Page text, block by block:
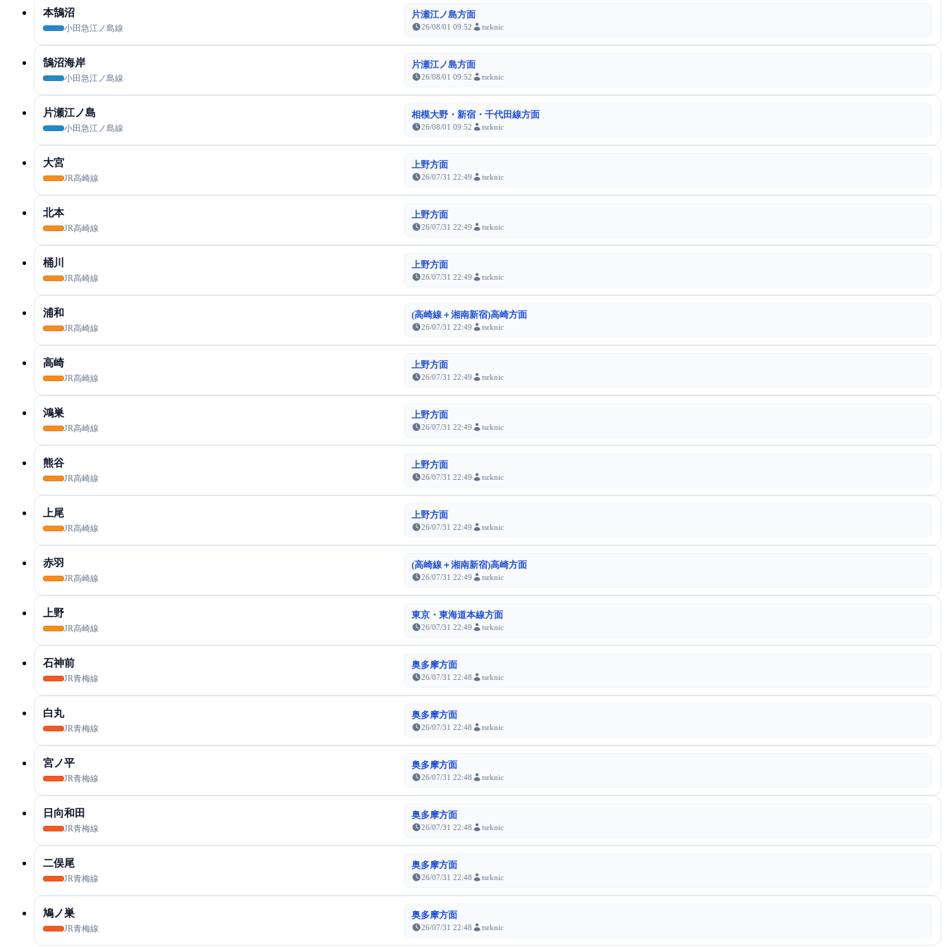
本鵠沼
小田急江ノ島線
片瀬江ノ島方面
26/08/01 09:52 tsrknic
鵠沼海岸
小田急江ノ島線
片瀬江ノ島方面
26/08/01 09:52 tsrknic
片瀬江ノ島
小田急江ノ島線
相模大野・新宿・千代田線方面
26/08/01 09:52 tsrknic
大宮
JR高崎線
上野方面
26/07/31 22:49 tsrknic
北本
JR高崎線
上野方面
26/07/31 22:49 tsrknic
桶川
JR高崎線
上野方面
26/07/31 22:49 tsrknic
浦和
JR高崎線
(高崎線＋湘南新宿)高崎方面
26/07/31 22:49 tsrknic
高崎
JR高崎線
上野方面
26/07/31 22:49 tsrknic
鴻巣
JR高崎線
上野方面
26/07/31 22:49 tsrknic
熊谷
JR高崎線
上野方面
26/07/31 22:49 tsrknic
上尾
JR高崎線
上野方面
26/07/31 22:49 tsrknic
赤羽
JR高崎線
(高崎線＋湘南新宿)高崎方面
26/07/31 22:49 tsrknic
上野
JR高崎線
東京・東海道本線方面
26/07/31 22:49 tsrknic
石神前
JR青梅線
奥多摩方面
26/07/31 22:48 tsrknic
白丸
JR青梅線
奥多摩方面
26/07/31 22:48 tsrknic
宮ノ平
JR青梅線
奥多摩方面
26/07/31 22:48 tsrknic
日向和田
JR青梅線
奥多摩方面
26/07/31 22:48 tsrknic
二俣尾
JR青梅線
奥多摩方面
26/07/31 22:48 tsrknic
鳩ノ巣
JR青梅線
奥多摩方面
26/07/31 22:48 tsrknic